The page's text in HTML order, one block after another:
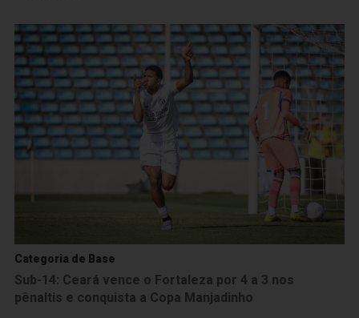
Categoria de Base
Sub-14: Ceará vence o Fortaleza por 4 a 3 nos
pênaltis e conquista a Copa Manjadinho